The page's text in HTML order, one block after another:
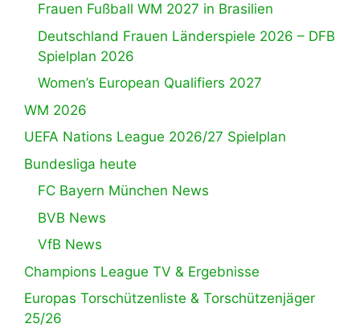
Frauen Fußball WM 2027 in Brasilien
Deutschland Frauen Länderspiele 2026 – DFB
Spielplan 2026
Women’s European Qualifiers 2027
WM 2026
UEFA Nations League 2026/27 Spielplan
Bundesliga heute
FC Bayern München News
BVB News
VfB News
Champions League TV & Ergebnisse
Europas Torschützenliste & Torschützenjäger
25/26